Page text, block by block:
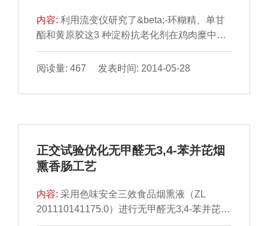
内容:利用流变仪研究了&beta;-环糊精、单甘
酯和黄原胶这3 种淀粉抗老化剂在鸡肉糜中的
抗老化特性。单因素 试验结果表明：添加质量
分数为0.2% ...
阅读量: 467 发表时间: 2014-05-28
正交试验优化无甲醛无3,4-苯并芘烟
熏香肠工艺
内容:采用色味安全三效食品烟熏液（ZL
201110141175.0）进行无甲醛无3,4-苯并芘烟